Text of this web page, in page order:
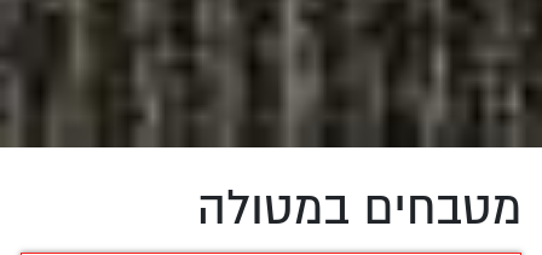
מטבחים במטולה